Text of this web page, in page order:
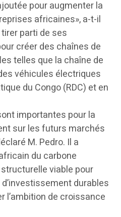
pour augmenter la
africaines», a-t-il
parti de ses
créer des chaînes de
telles que la chaîne de
véhicules électriques
du Congo (RDC) et en
importantes pour la
sur les futurs marchés
M. Pedro. Il a
du carbone
viable pour
durables
l’ambition de croissance